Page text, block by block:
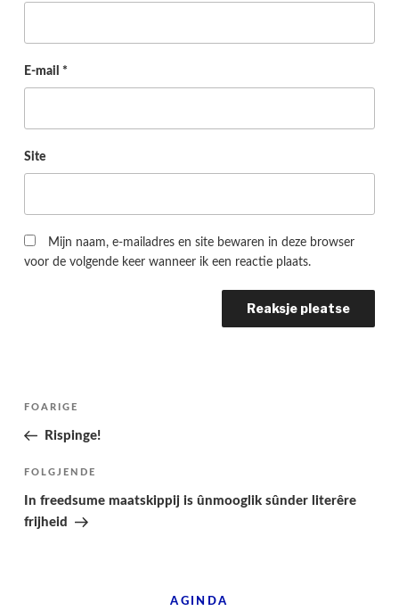
E-mail *
Site
Mijn naam, e-mailadres en site bewaren in deze browser
voor de volgende keer wanneer ik een reactie plaats.
Berichtnavigatie
Folgjende
pagina
FOARIGE
Rispinge!
Folgjend
berjocht
FOLGJENDE
In freedsume maatskippij is ûnmooglik sûnder literêre
frijheid
AGINDA